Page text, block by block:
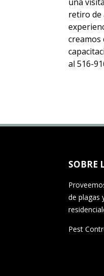
retiro de
creamos
al 516-
SOBRE
de plagas
Pest